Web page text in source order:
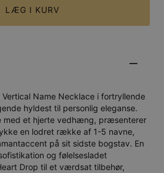
LÆG I KURV
Name Necklace i fortryllende
hyldest til personlig eleganse.
et hjerte vedhæng, præsenterer
en lodret række af 1-5 navne,
på sit sidste bogstav. En
og følelsesladet
Drop til et værdsat tilbehør,